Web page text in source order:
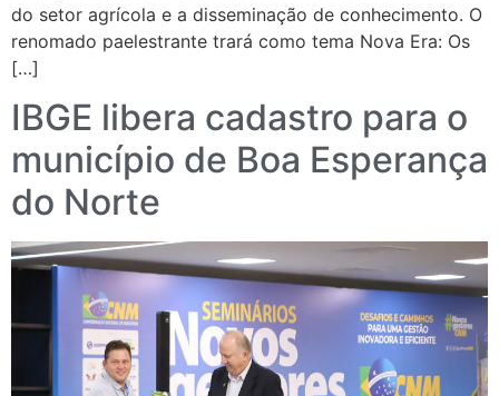
do setor agrícola e a disseminação de conhecimento. O
renomado paelestrante trará como tema Nova Era: Os
[…]
IBGE libera cadastro para o
município de Boa Esperança
do Norte